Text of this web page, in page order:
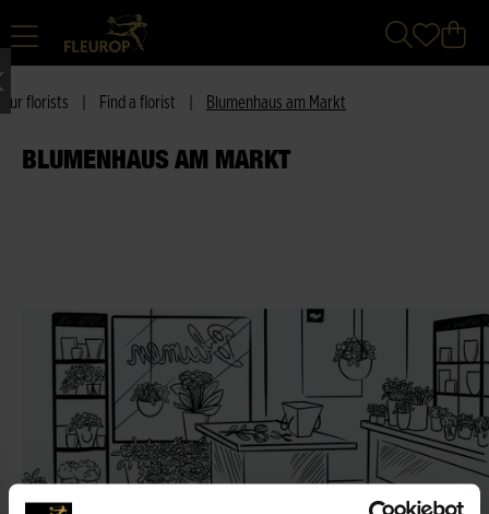
Our florists Find a florist Blumenhaus am Markt
BLUMENHAUS AM MARKT